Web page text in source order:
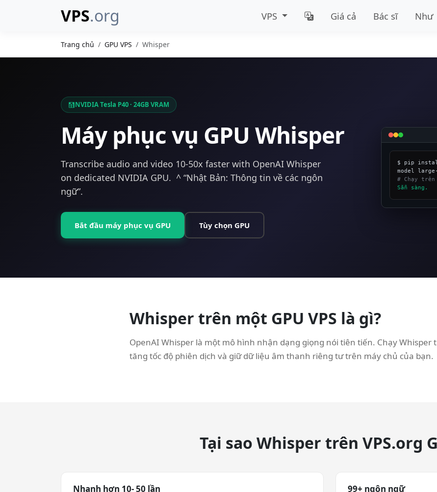
VPS.org VPS Giá cả Bác sĩ Như
Trang chủ GPU VPS Whisper
NVIDIA Tesla P40 · 24GB VRAM
Máy phục vụ GPU Whisper
Transcribe audio and video 10-50x faster with OpenAI Whisper
on dedicated NVIDIA GPU. ^ “Nhật Bản: Thông tin về các ngôn
ngữ”.
Bắt đầu máy phục vụ GPU Tùy chọn GPU
$ pip
# Chạy trên
Sẵn sàng.
Whisper trên một GPU VPS là gì?
OpenAI Whisper là một mô hình nhận dạng giọng nói tiên tiến. Chạy Whisper
tăng tốc độ phiên dịch và giữ dữ liệu âm thanh riêng tư trên máy chủ của bạn.
Tại sao Whisper trên VPS.org
Nhanh hơn 10- 50 lần 99+ ngôn ngữ